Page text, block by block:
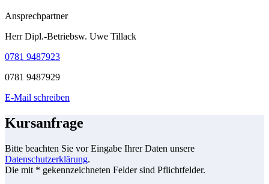
Ansprechpartner
Herr Dipl.-Betriebsw. Uwe Tillack
0781 9487923
0781 9487929
E-Mail schreiben
Kursanfrage
Bitte beachten Sie vor Eingabe Ihrer Daten unsere
Datenschutzerklärung.
Die mit * gekennzeichneten Felder sind Pflichtfelder.